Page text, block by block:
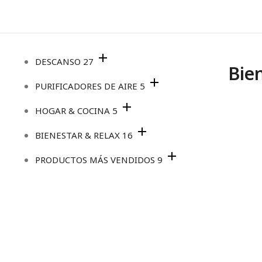
DESCANSO 27
PURIFICADORES DE AIRE 5
HOGAR & COCINA 5
BIENESTAR & RELAX 16
PRODUCTOS MÁS VENDIDOS 9